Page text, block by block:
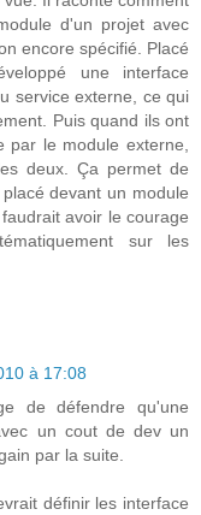
d'un projet avec
encore spécifié. Placé
une interface
service externe, ce qui
Puis quand ils ont
par le module externe,
deux. Ça permet de
devant un module
avoir le courage
sur les
à 17:08
de défendre qu'une
un cout de dev un
par la suite.
définir les interface